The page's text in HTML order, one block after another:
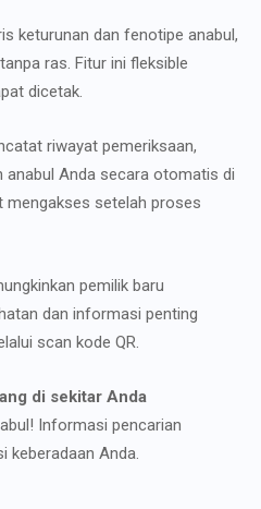
keturunan dan fenotipe anabul,
ras. Fitur ini fleksible
dicetak.
riwayat pemeriksaan,
anabul Anda secara otomatis di
mengakses setelah proses
pemilik baru
dan informasi penting
scan kode QR.
di sekitar Anda
Informasi pencarian
keberadaan Anda.